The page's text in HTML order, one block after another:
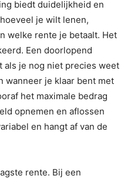
biedt duidelijkheid en
je wilt lenen,
welke rente je betaalt. Het
Een doorlopend
je nog niet precies weet
wanneer je klaar bent met
het maximale bedrag
opnemen en aflossen
en hangt af van de
rente. Bij een